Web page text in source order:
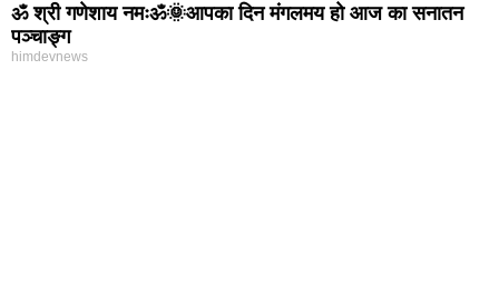
ॐ श्री गणेशाय नमःॐ🌞आपका दिन मंगलमय हो आज का सनातन
पञ्चाङ्ग
himdevnews